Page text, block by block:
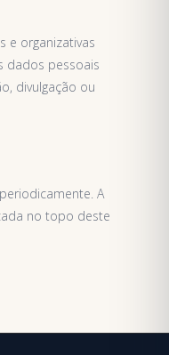
e organizativas
dados pessoais
divulgação ou
A
no topo deste